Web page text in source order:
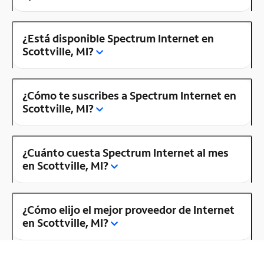
¿Está disponible Spectrum Internet en
Scottville, MI?
¿Cómo te suscribes a Spectrum Internet en
Scottville, MI?
¿Cuánto cuesta Spectrum Internet al mes
en Scottville, MI?
¿Cómo elijo el mejor proveedor de Internet
en Scottville, MI?